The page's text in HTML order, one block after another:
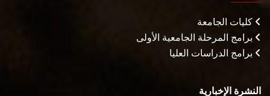
كليات الجامعة
برامج المرحلة الجامعية الأولى
برامج الدراسات العليا
النشرة الإخبارية